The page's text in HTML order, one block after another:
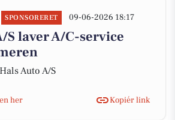
SPONSORERET 09-06-2026 18:17
S laver A/C-service
Auto A/S
her Kopiér link